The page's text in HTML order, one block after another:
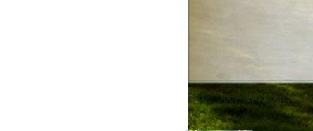
Weitere Aufnahmen
Serie: Jedes Wort